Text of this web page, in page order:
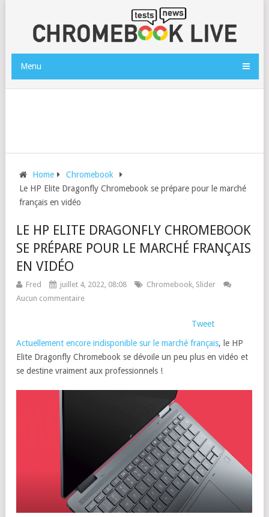
Menu
Home
Chromebook
Le HP Elite Dragonfly Chromebook se prépare pour le marché
français en vidéo
LE HP ELITE DRAGONFLY CHROMEBOOK
SE PRÉPARE POUR LE MARCHÉ FRANÇAIS
EN VIDÉO
Fred juillet 4, 2022, 08:08 Chromebook, Slider
Aucun commentaire
Tweet
Actuellement encore indisponible sur le marché français, le HP
Elite Dragonfly Chromebook se dévoile un peu plus en vidéo et
se destine vraiment aux professionnels !